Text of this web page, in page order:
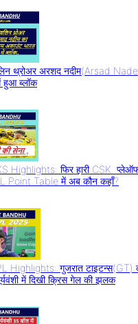
थ्रोअर अरशद नदीम(Arsad
हुआ ब्लॉक
Highlights: फिर हारी
Point Table में अब कौन कहाँ?
Highlights: गुजरात टाइटन्स(GT)
में दिखी क्रिस गेल की झलक